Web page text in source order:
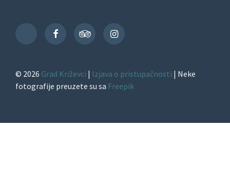
TikTok
FacebookTripAdvisorInstagram
© 2026 Grad Križevci | Izjava o pristupačnosti | Neke
fotografije preuzete su sa Freepik